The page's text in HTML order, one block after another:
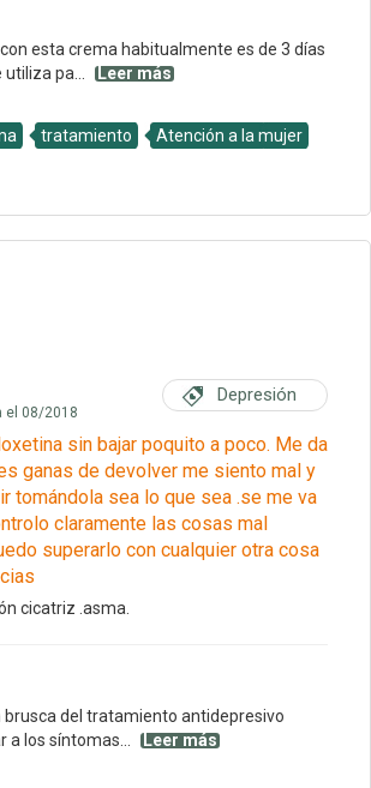
esta crema habitualmente es de 3 días
pa...
Leer más
tratamiento
Atención a la mujer
el 08/2018
Depresión
sin bajar poquito a poco. Me da
ganas de devolver me siento mal y
tomándola sea lo que sea .se me va
claramente las cosas mal
superarlo con cualquier otra cosa
cicatriz .asma.
brusca del tratamiento antidepresivo
a los síntomas...
Leer más